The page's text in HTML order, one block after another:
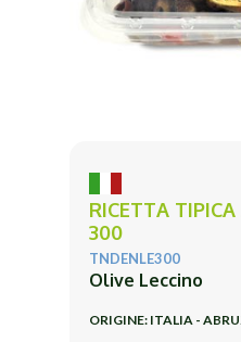
RICETTA
300
TNDENLE300
Olive Leccino
ORIGINE: ITALIA -